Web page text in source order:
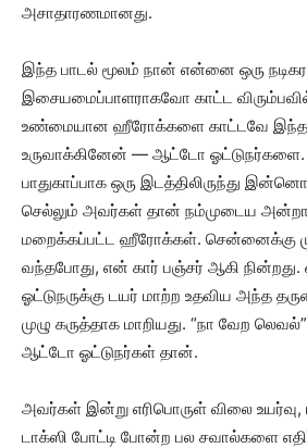
அசாதாரணமானது.
இந்த பாடல் மூலம் நான் என்னை ஒரு
இசையமைப்பாளராகவோ காட்ட
உண்மையான ஹீரோக்களை காட்டவே இந்த
உருவாக்கினேன் — ஆட்டோ
பாதுகாப்பாக ஒரு இடத்திலிருந்து
செல்லும் அவர்கள் தான் நம்முடைய
மறைக்கப்பட்ட ஹீரோக்கள். சென்னைக்கு
வந்தபோது, என் கார் பஞ்சர் ஆகி
ஓட்டுநருக்கு டயர் மாற்ற உதவிய அந்த
முழு கருத்தாக மாறியது. “நா வேற
ஆட்டோ ஓட்டுநர்கள் தான்.
அவர்கள் இன்று எரிபொருள் விலை உயர்வு,
டாக்ஸி போட்டி போன்ற பல சவால்களை